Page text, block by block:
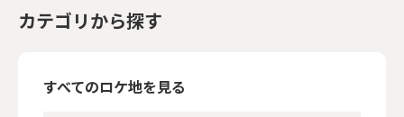
カテゴリから探す
すべてのロケ地を見る